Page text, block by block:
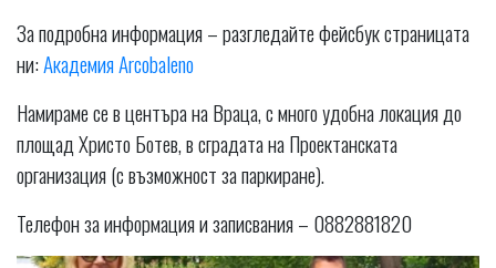
За подробна информация – разгледайте фейсбук страницата
ни:Академия Arcobaleno
Намираме се в центъра на Враца, с много удобна локация до
площад Христо Ботев, в сградата на Проектанската
организация (с възможност за паркиране).
Телефон за информация и записвания – 0882881820